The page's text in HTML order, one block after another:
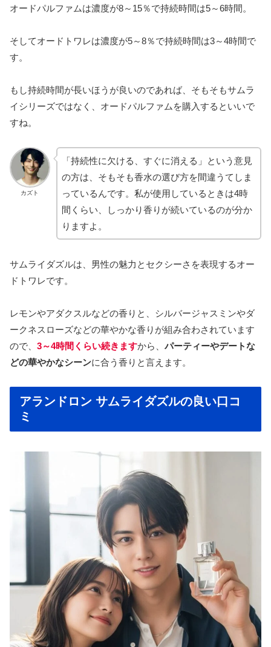
オードパルファムは濃度が8～15％で持続時間は5～6時間。
そしてオードトワレは濃度が5～8％で持続時間は3～4時間で
す。
もし持続時間が長いほうが良いのであれば、そもそもサムラ
イシリーズではなく、オードパルファムを購入するといいで
すね。
カズト
「持続性に欠ける、すぐに消える」という意見
の方は、そもそも香水の選び方を間違うてしま
っているんです。私が使用しているときは4時
間くらい、しっかり香りが続いているのが分か
りますよ。
サムライダズルは、男性の魅力とセクシーさを表現するオー
ドトワレです。
レモンやアダクスルなどの香りと、シルバージャスミンやダ
ークネスローズなどの華やかな香りが組み合わされています
ので、 3～4時間くらい続きますから、 パーティーやデートな
どの華やかなシーンに合う香りと言えます。
アランドロン サムライダズルの良い口コ
ミ